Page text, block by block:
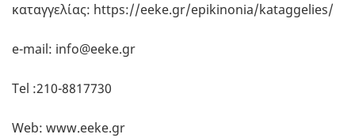
καταγγελίας: https://eeke.gr/epikinonia/kataggelies/
e-mail: info@eeke.gr
Τel :210-8817730
Web: www.eeke.gr